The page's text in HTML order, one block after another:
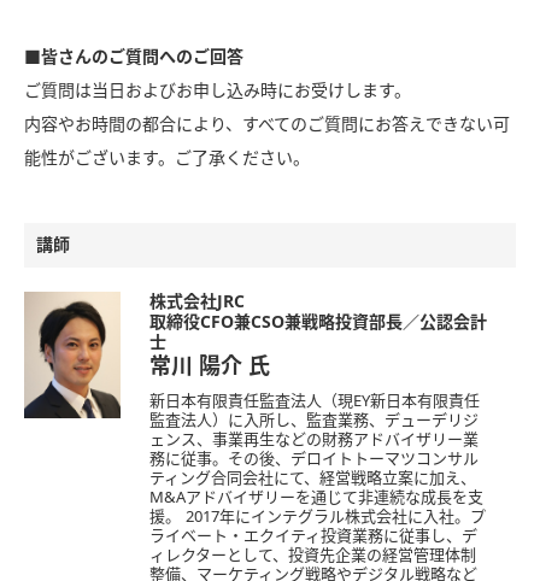
■皆さんのご質問へのご回答
ご質問は当日およびお申し込み時にお受けします。
内容やお時間の都合により、すべてのご質問にお答えできない可
能性がございます。ご了承ください。
講師
株式会社JRC
取締役CFO兼CSO兼戦略投資部長／公認会計
士
常川 陽介 氏
新日本有限責任監査法人（現EY新日本有限責任
監査法人）に入所し、監査業務、デューデリジ
ェンス、事業再生などの財務アドバイザリー業
務に従事。その後、デロイトトーマツコンサル
ティング合同会社にて、経営戦略立案に加え、
M&Aアドバイザリーを通じて非連続な成長を支
援。 2017年にインテグラル株式会社に入社。プ
ライベート・エクイティ投資業務に従事し、デ
ィレクターとして、投資先企業の経営管理体制
整備、マーケティング戦略やデジタル戦略など